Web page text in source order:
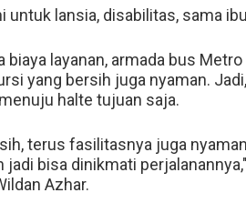
untuk lansia, disabilitas, sama
biaya layanan, armada bus
yang bersih juga nyaman.
halte tujuan saja.
terus fasilitasnya juga
jadi bisa dinikmati
Azhar.